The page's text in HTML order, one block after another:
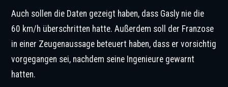
Auch sollen die Daten gezeigt haben, dass Gasly nie die
60 km/h überschritten hatte. Außerdem soll der Franzose
in einer Zeugenaussage beteuert haben, dass er vorsichtig
vorgegangen sei, nachdem seine Ingenieure gewarnt
hatten.